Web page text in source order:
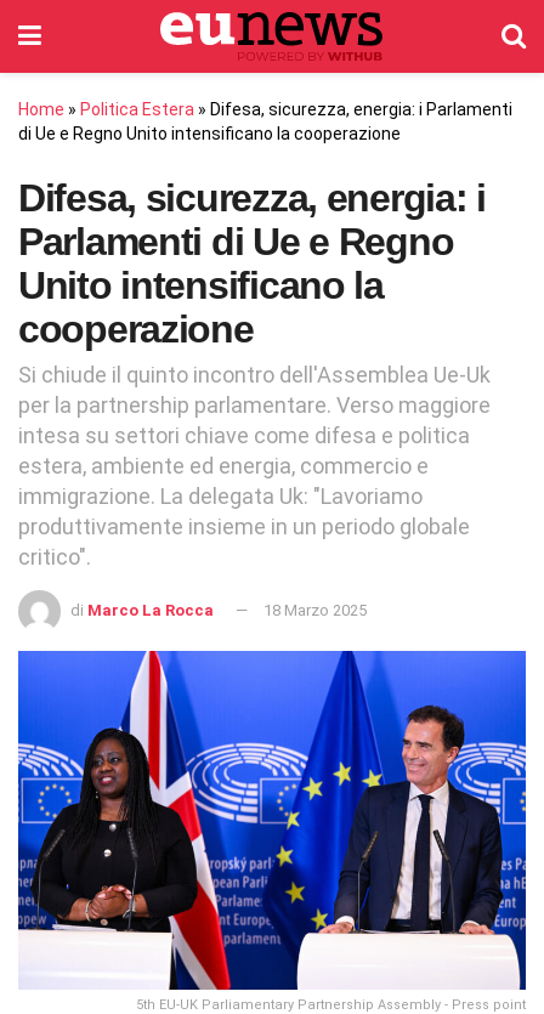
Home » Politica Estera » Difesa, sicurezza, energia: i Parlamenti
di Ue e Regno Unito intensificano la cooperazione
Difesa, sicurezza, energia: i
Parlamenti di Ue e Regno
Unito intensificano la
cooperazione
Si chiude il quinto incontro dell'Assemblea Ue-Uk
per la partnership parlamentare. Verso maggiore
intesa su settori chiave come difesa e politica
estera, ambiente ed energia, commercio e
immigrazione. La delegata Uk: "Lavoriamo
produttivamente insieme in un periodo globale
critico".
di Marco La Rocca 18 Marzo 2025
5th EU-UK Parliamentary Partnership Assembly - Press point